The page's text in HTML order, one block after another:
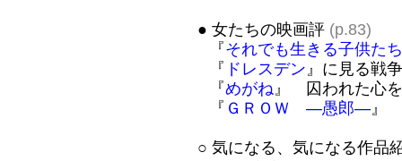
● 女たちの映画評 (p.83)
『それでも生きる子供た
『 ドレスデン 』に見る戦
『めがね 』 囚われた心
『 ＧＲＯＷ ―愚郎― 』
○ 気になる、気になる作品